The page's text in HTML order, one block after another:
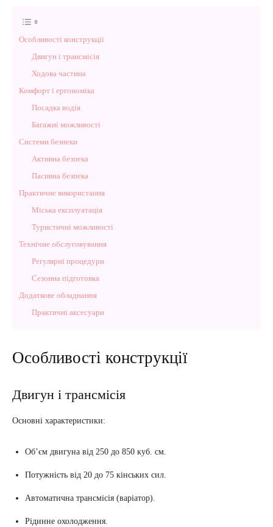
Особливості конструкції
Двигун і трансмісія
Ходова частина
Комфорт і ергономіка
Посадка водія
Багажні можливості
Системи безпеки
Активна безпека
Пасивна безпека
Практичне використання
Міська експлуатація
Туристичні можливості
Технічне обслуговування
Регулярні процедури
Сезонна підготовка
Додаткове обладнання
Практичні аксесуари
Особливості конструкції
Двигун і трансмісія
Основні характеристики:
Об’єм двигуна від 250 до 850 куб. см.
Потужність від 20 до 75 кінських сил.
Автоматична трансмісія (варіатор).
Рідинне охолодження.